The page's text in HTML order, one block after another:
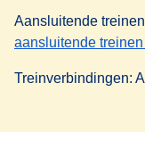
Aansluitende
aansluitende
Treinverbindingen: